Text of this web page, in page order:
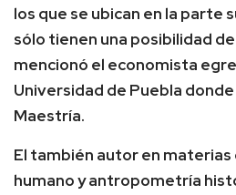
los que se ubican en la parte
sólo tienen una posibilidad
mencionó el economista
Universidad de Puebla
Maestría.
El también autor en
humano y antropometría